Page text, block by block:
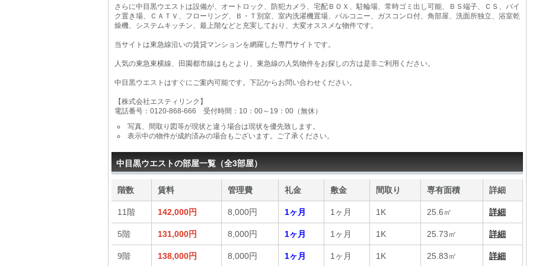
さらに中目黒ウエストは設備が、オートロック、防犯カメラ、宅配ＢＯＸ、駐輪場、常時ゴミ出し可能、ＢＳ端子、ＣＳ、バイ
ク置き場、ＣＡＴＶ、フローリング、Ｂ・Ｔ別室、室内洗濯機置場、バルコニー、ガスコンロ付、角部屋、洗面所独立、浴室乾
燥機、システムキッチン、最上階などと充実しており、大変オススメな物件です。
当サイトは東急線沿いの賃貸マンションを網羅した専門サイトです。
人気の東急東横線、田園都市線はもとより、東急線の人気物件をお探しの方は是非ご利用ください。
中目黒ウエストはすぐにご案内可能です。下記からお問い合わせください。
【株式会社エスティリンク】
電話番号：0120-868-666 受付時間：10：00～19：00（無休）
写真、間取り図等が現状と違う場合は現状を優先致します。
表示中の物件が成約済みの場合もございます。ご了承ください。
中目黒ウエストの部屋一覧（全3部屋）
階数 賃料 管理費 礼金 敷金 間取り 専有面積 詳細
11階 142,000円 8,000円 1ヶ月 1ヶ月 1K 25.6㎡ 詳細
5階 131,000円 8,000円 1ヶ月 1ヶ月 1K 25.73㎡ 詳細
9階 138,000円 8,000円 1ヶ月 1ヶ月 1K 25.83㎡ 詳細